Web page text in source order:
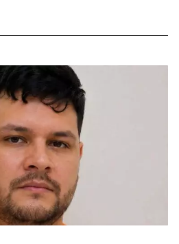
de combustible al